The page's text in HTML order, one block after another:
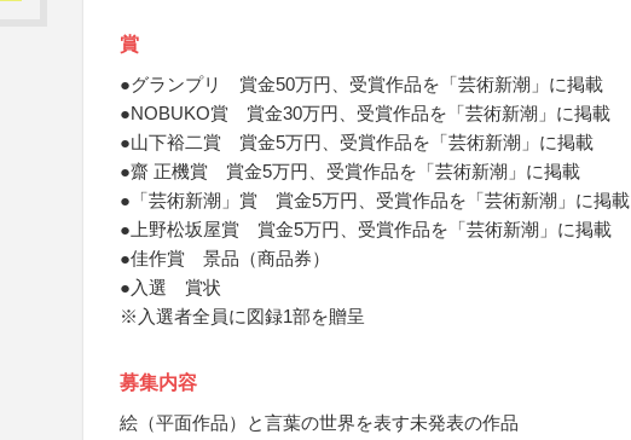
賞
●グランプリ 賞金50万円、受賞作品を「芸術新潮」に掲載
●NOBUKO賞 賞金30万円、受賞作品を「芸術新潮」に掲載
●山下裕二賞 賞金5万円、受賞作品を「芸術新潮」に掲載
●齋 正機賞 賞金5万円、受賞作品を「芸術新潮」に掲載
●「芸術新潮」賞 賞金5万円、受賞作品を「芸術新潮」に掲載
●上野松坂屋賞 賞金5万円、受賞作品を「芸術新潮」に掲載
●佳作賞 景品（商品券）
●入選 賞状
※入選者全員に図録1部を贈呈
募集内容
絵（平面作品）と言葉の世界を表す未発表の作品